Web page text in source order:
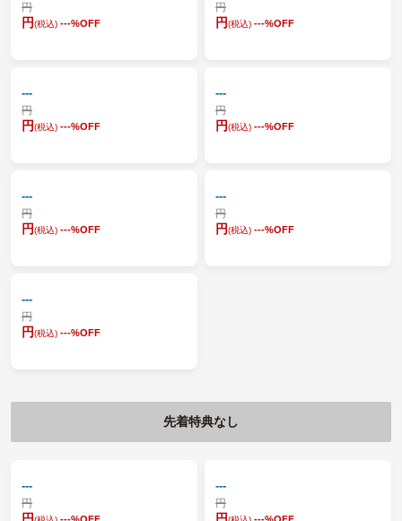
円
円(税込) ---%OFF
円
円(税込) ---%OFF
---
円
円(税込) ---%OFF
---
円
円(税込) ---%OFF
---
円
円(税込) ---%OFF
---
円
円(税込) ---%OFF
---
円
円(税込) ---%OFF
先着特典なし
---
円
---
円